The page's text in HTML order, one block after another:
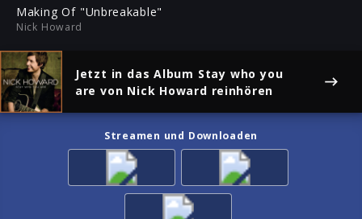
Making Of "Unbreakable"
Nick Howard
Jetzt in das Album Stay who you
are von Nick Howard reinhören
Streamen und Downloaden